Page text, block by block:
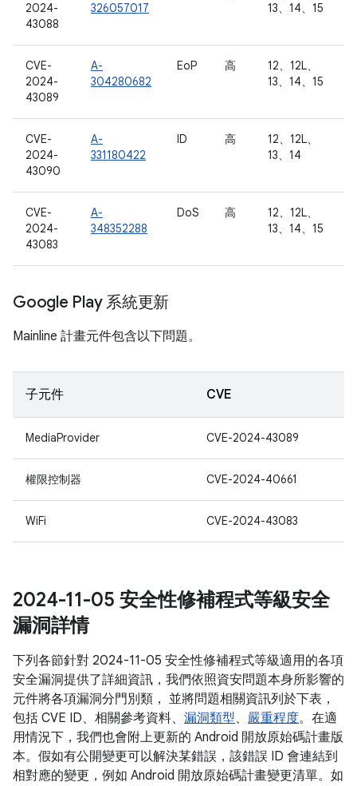
2024-
43088
326057017
13、14、15
CVE-
2024-
43089
A-
304280682
EoP 高
12、12L、
13、14、15
CVE-
2024-
43090
A-
331180422
ID 高
12、12L、
13、14
CVE-
2024-
43083
A-
348352288
DoS 高
12、12L、
13、14、15
Google Play 系統更新
Mainline 計畫元件包含以下問題。
子元件 CVE
MediaProvider CVE-2024-43089
權限控制器 CVE-2024-40661
WiFi CVE-2024-43083
2024-11-05 安全性修補程式等級安全
漏洞詳情
下列各節針對 2024-11-05 安全性修補程式等級適用的各項
安全漏洞提供了詳細資訊，我們依照資安問題本身所影響的
元件將各項漏洞分門別類， 並將問題相關資訊列於下表，
包括 CVE ID、相關參考資料、 漏洞類型、 嚴重程度。在適
用情況下，我們也會附上更新的 Android 開放原始碼計畫版
本。假如有公開變更可以解決某錯誤，該錯誤 ID 會連結到
相對應的變更，例如 Android 開放原始碼計畫變更清單。如